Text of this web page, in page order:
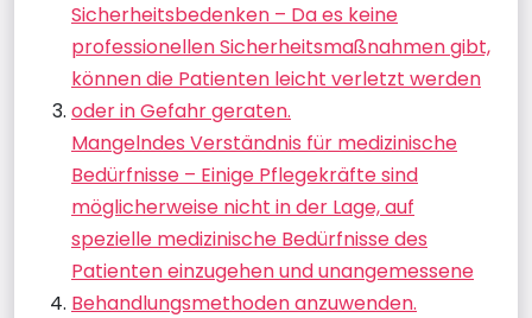
Sicherheitsbedenken – Da es keine
professionellen Sicherheitsmaßnahmen gibt,
können die Patienten leicht verletzt werden
oder in Gefahr geraten.
Mangelndes Verständnis für medizinische
Bedürfnisse – Einige Pflegekräfte sind
möglicherweise nicht in der Lage, auf
spezielle medizinische Bedürfnisse des
Patienten einzugehen und unangemessene
Behandlungsmethoden anzuwenden.